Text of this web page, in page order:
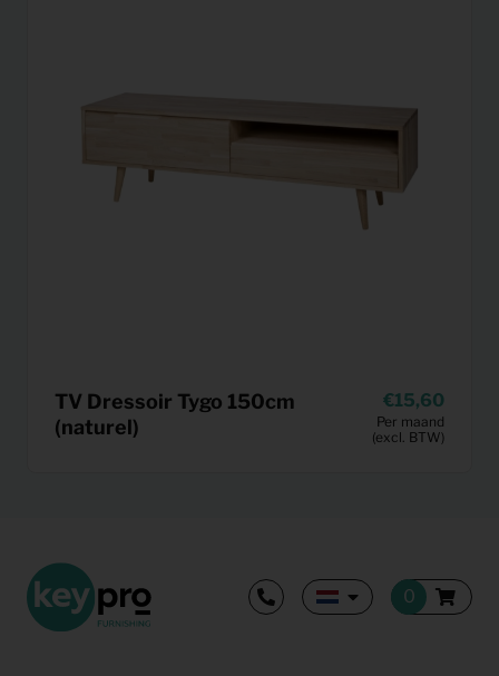
TV Dressoir Tygo 150cm
(naturel)
15,60
Per maand
(excl. BTW)